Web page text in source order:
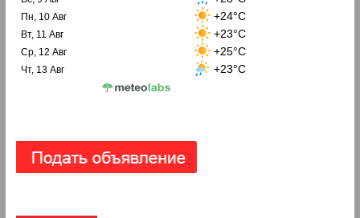
Пн, 10 Авг +24°C
Вт, 11 Авг +23°C
Ср, 12 Авг +25°C
Чт, 13 Авг +23°C